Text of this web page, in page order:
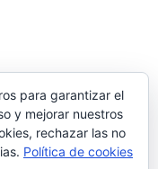
olor a pimientos
en los bares nos
parecido en la
para garantizar el
y mejorar nuestros
rechazar las no
Política de cookies